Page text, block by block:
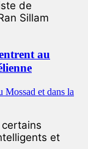
de
Sillam
au
et